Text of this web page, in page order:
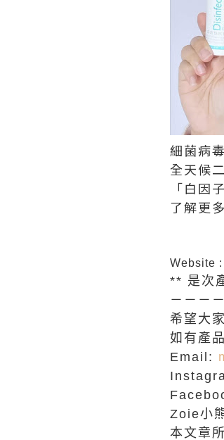
細菌病
全天候
「白因
了解更
Website :
** 是次
－－－
希望大
如有產
Email:
Zoie小
本文章